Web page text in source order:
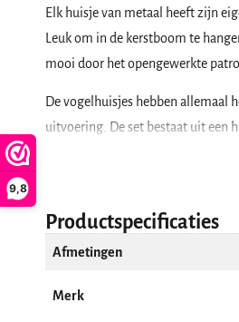
9,8
Elk huisje van metaal heeft zijn
Leuk om in de kerstboom te
mooi door het opengewerkte
De vogelhuisjes hebben allemaal
uitvoering. De set bestaat uit een
Een huisje is 10 cm hoog, 7 cm
Productspecificaties
Afmetingen
Merk